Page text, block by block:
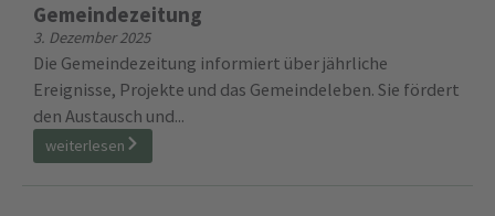
Gemeindezeitung
3. Dezember 2025
Die Gemeindezeitung informiert über jährliche
Ereignisse, Projekte und das Gemeindeleben. Sie fördert
den Austausch und...
weiterlesen